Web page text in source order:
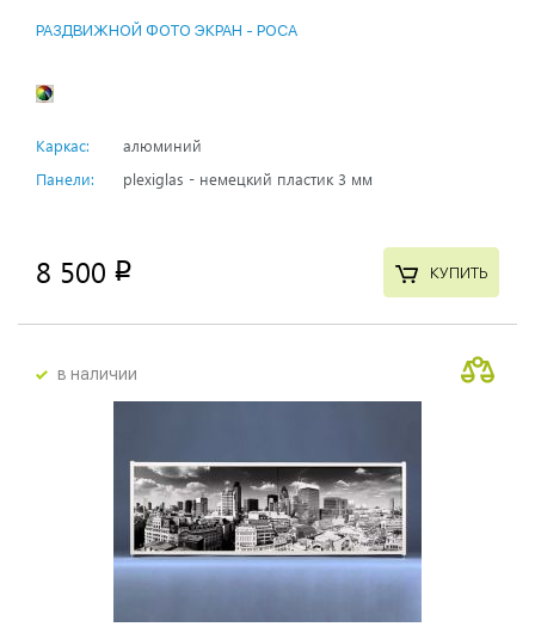
РАЗДВИЖНОЙ ФОТО ЭКРАН - РОСА
Каркас:
алюминий
Панели:
plexiglas - немецкий пластик 3 мм
8 500 p КУПИТЬ
в наличии